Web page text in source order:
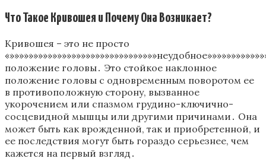
Что Такое Кривошея и Почему Она Возникает?
Кривошея – это не просто
положение головы․ Это стойкое наклонное
положение головы с одновременным поворотом ее
в противоположную сторону, вызванное
укорочением или спазмом грудино-ключично-
сосцевидной мышцы или другими причинами․ Она
может быть как врожденной, так и приобретенной, и
ее последствия могут быть гораздо серьезнее, чем
кажется на первый взгляд․